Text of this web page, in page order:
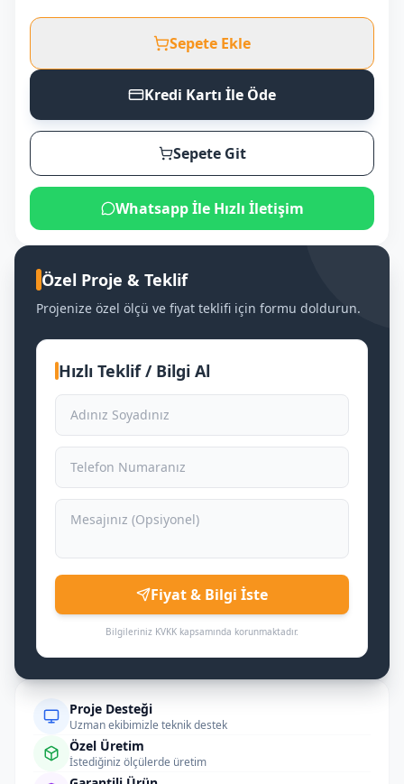
Sepete Ekle
Kredi Kartı İle Öde
Sepete Git
Whatsapp İle Hızlı İletişim
Özel Proje & Teklif
Projenize özel ölçü ve fiyat teklifi için formu doldurun.
Hızlı Teklif / Bilgi Al
Fiyat & Bilgi İste
Bilgileriniz KVKK kapsamında korunmaktadır.
Proje Desteği
Uzman ekibimizle teknik destek
Özel Üretim
İstediğiniz ölçülerde üretim